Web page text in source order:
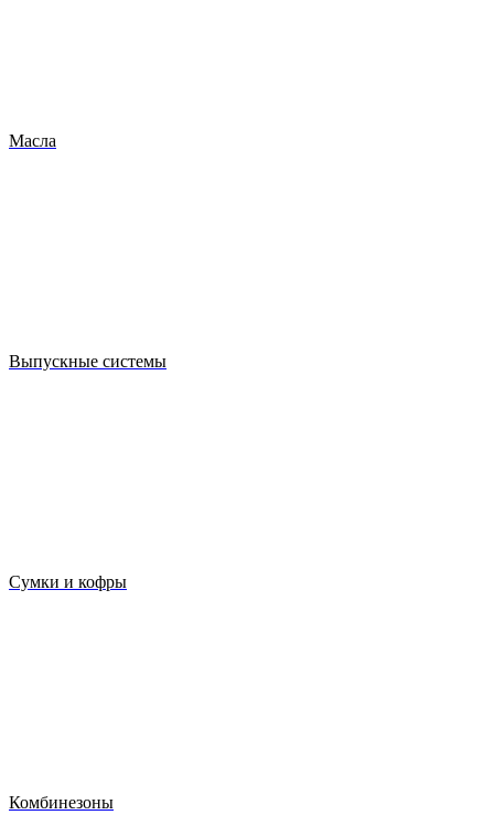
Масла
Выпускные системы
Сумки и кофры
Комбинезоны